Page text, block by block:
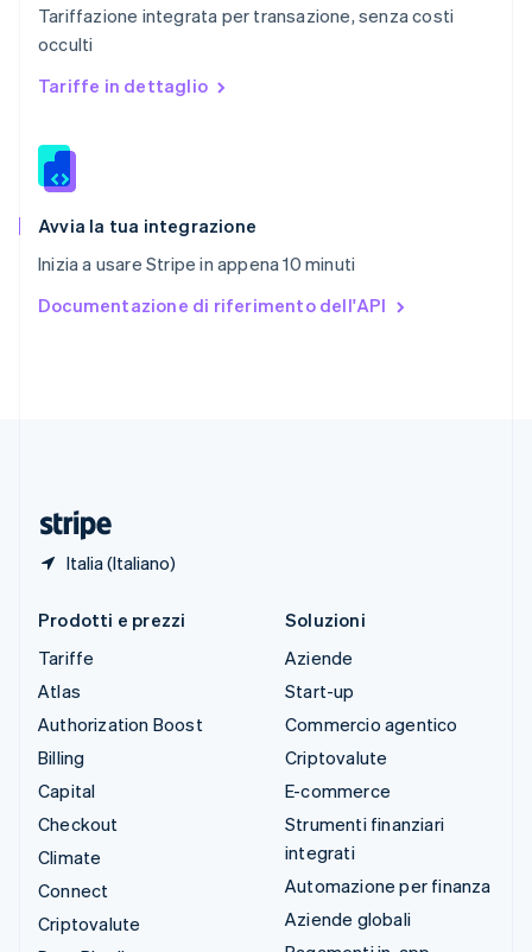
Tariffazione integrata per transazione, senza costi
occulti
Tariffe in dettaglio
Avvia la tua integrazione
Inizia a usare Stripe in appena 10 minuti
Documentazione di riferimento dell'API
Italia (Italiano)
English
Romania
English
Slovacchia
Slovenia
English Italiano
EspañolEnglish
English Español 简体中文
Prodotti e prezzi
Tariffe
Atlas
Authorization Boost
Billing
Capital
Checkout
Climate
Connect
Criptovalute
Soluzioni
Aziende
Start-up
Commercio agentico
Criptovalute
E-commerce
Strumenti finanziari
integrati
Automazione per finanza
Aziende globali